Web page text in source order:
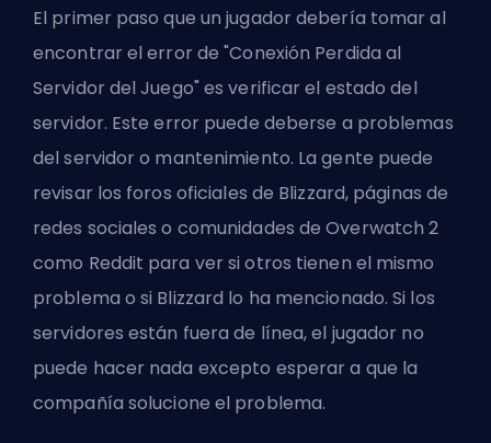
El primer paso que un jugador debería tomar al
encontrar el error de "Conexión Perdida al
Servidor del Juego" es verificar el estado del
servidor. Este error puede deberse a problemas
del servidor o mantenimiento. La gente puede
revisar los foros oficiales de Blizzard, páginas de
redes sociales o comunidades de Overwatch 2
como Reddit para ver si otros tienen el mismo
problema o si Blizzard lo ha mencionado. Si los
servidores están fuera de línea, el jugador no
puede hacer nada excepto esperar a que la
compañía solucione el problema.